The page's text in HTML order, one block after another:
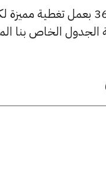
الجدول الخاص بنا